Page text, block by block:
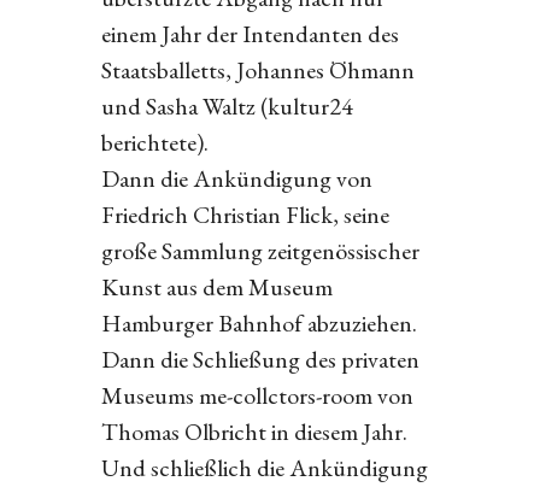
einem Jahr der Intendanten des
Staatsballetts, Johannes Öhmann
und Sasha Waltz (kultur24
berichtete).
Dann die Ankündigung von
Friedrich Christian Flick, seine
große Sammlung zeitgenössischer
Kunst aus dem Museum
Hamburger Bahnhof abzuziehen.
Dann die Schließung des privaten
Museums me-collctors-room von
Thomas Olbricht in diesem Jahr.
Und schließlich die Ankündigung